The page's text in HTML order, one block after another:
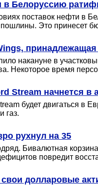
в Белоруссию
поставок нефти в
Это принесет
накануне в
Некоторое время
Stream начнется в
будет двигаться в
газ.
рухнул на 35
Бивалютная
повредит
долларовые